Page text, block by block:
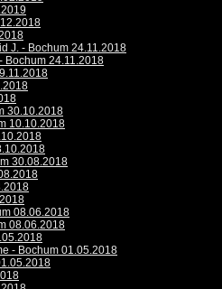
J. - Bochum 24.11.2018
Bochum 24.11.2018
30.10.2018
10.10.2018
30.08.2018
08.06.2018
08.06.2018
- Bochum 01.05.2018